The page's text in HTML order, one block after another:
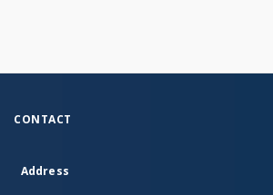
CONTACT
Address